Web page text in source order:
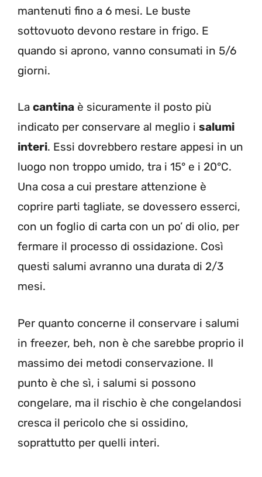
mantenuti fino a 6 mesi. Le buste
sottovuoto devono restare in frigo. E
quando si aprono, vanno consumati in 5/6
giorni.
La cantina è sicuramente il posto più
indicato per conservare al meglio i salumi
interi. Essi dovrebbero restare appesi in un
luogo non troppo umido, tra i 15° e i 20°C.
Una cosa a cui prestare attenzione è
coprire parti tagliate, se dovessero esserci,
con un foglio di carta con un po’ di olio, per
fermare il processo di ossidazione. Così
questi salumi avranno una durata di 2/3
mesi.
Per quanto concerne il conservare i salumi
in freezer, beh, non è che sarebbe proprio il
massimo dei metodi conservazione. Il
punto è che sì, i salumi si possono
congelare, ma il rischio è che congelandosi
cresca il pericolo che si ossidino,
soprattutto per quelli interi.